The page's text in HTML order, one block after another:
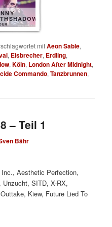
mitAeon Sable,
, Eisbrecher, Erdling,
,Köln, London After Midnight,
Commando,Tanzbrunnen,
– Teil 1
Bähr
Aesthetic Perfection,
Unzucht, SITD, X-RX,
Kiew, Future Lied To